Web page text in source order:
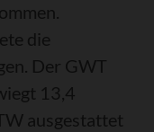
die
Der GWT
13,4
ausgestattet